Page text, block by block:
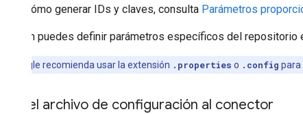
sobre cómo generar IDs y claves, consulta Parámetros
También puedes definir parámetros específicos del repositorio
Google recomienda usar la extensión .properties o .config para
Pasa el archivo de configuración al conector